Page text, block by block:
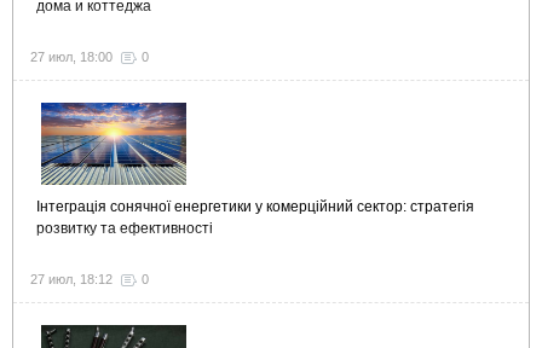
дома и коттеджа
27 июл, 18:00 0
Інтеграція сонячної енергетики у комерційний сектор: стратегія
розвитку та ефективності
27 июл, 18:12 0